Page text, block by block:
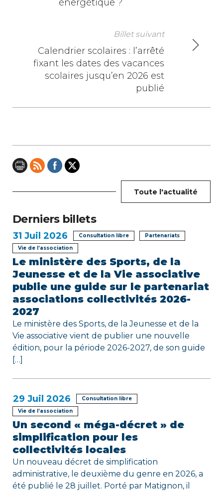
n
d
e
l
’
a
r
t
i
c
l
e
énergétique ?
Billet suivant
Calendrier scolaires : l’arrêté
fixant les dates des vacances
scolaires jusqu’en 2026 est
publié
Toute l'actualité
Derniers billets
31 Juil 2026 Consultation libre
Partenariats
Vie de l’association
Le ministère des Sports, de la
Jeunesse et de la Vie associative
publie une guide sur le partenariat
associations collectivités 2026-
2027
Le ministère des Sports, de la Jeunesse et de la
Vie associative vient de publier une nouvelle
édition, pour la période 2026-2027, de son guide
[…]
29 Juil 2026
Consultation libre
Vie de l’association
Un second « méga-décret » de
simplification pour les
collectivités locales
Un nouveau décret de simplification
administrative, le deuxième du genre en 2026, a
été publié le 28 juillet. Porté par Matignon, il